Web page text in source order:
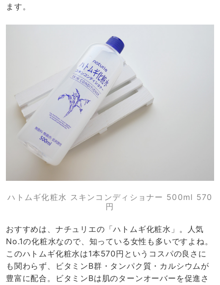
ます。
ハトムギ化粧水 スキンコンディショナー 500ml 570
円
おすすめは、ナチュリエの「ハトムギ化粧水」。人気
No.1の化粧水なので、知っている女性も多いですよね。
このハトムギ化粧水は1本570円というコスパの良さに
も関わらず、ビタミンB群・タンパク質・カルシウムが
豊富に配合。ビタミンBは肌のターンオーバーを促進さ